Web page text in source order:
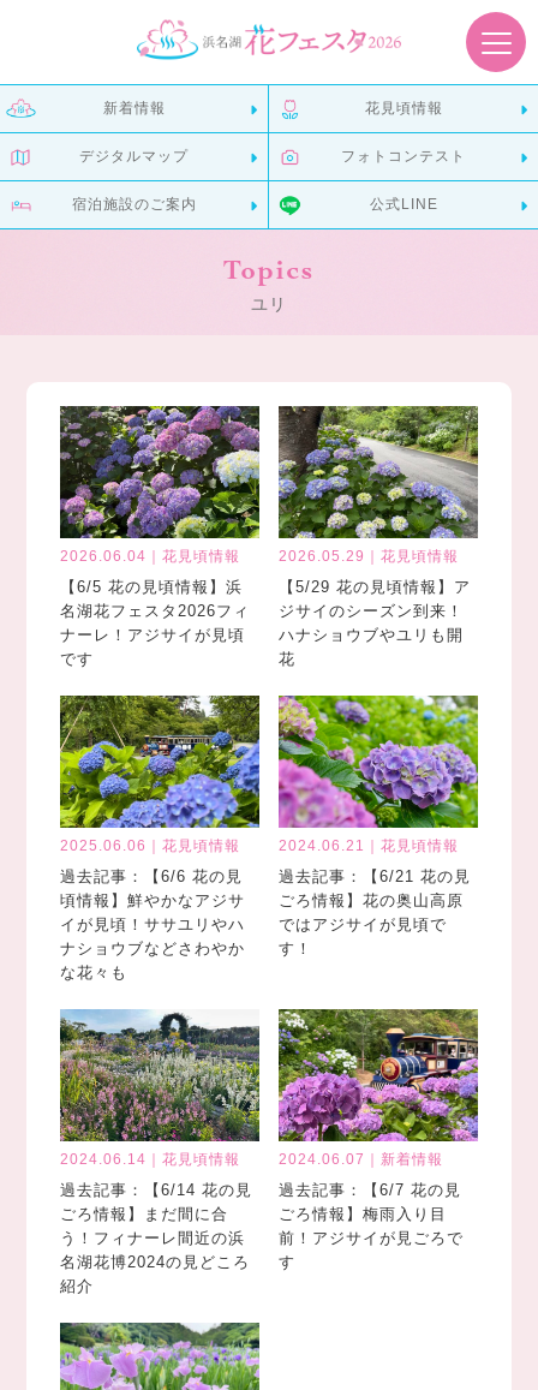
新着情報 花見頃情報
デジタルマップ フォトコンテスト
宿泊施設のご案内 公式LINE
Topics
ユリ
2026.06.04｜花見頃情報
【6/5 花の見頃情報】浜
名湖花フェスタ2026フィ
ナーレ！アジサイが見頃
です
2026.05.29｜花見頃情報
【5/29 花の見頃情報】ア
ジサイのシーズン到来！
ハナショウブやユリも開
花
2025.06.06｜花見頃情報
過去記事：【6/6 花の見
頃情報】鮮やかなアジサ
イが見頃！ササユリやハ
ナショウブなどさわやか
な花々も
2024.06.21｜花見頃情報
過去記事：【6/21 花の見
ごろ情報】花の奥山高原
ではアジサイが見頃で
す！
2024.06.14｜花見頃情報
過去記事：【6/14 花の見
ごろ情報】まだ間に合
う！フィナーレ間近の浜
名湖花博2024の見どころ
紹介
2024.06.07｜新着情報
過去記事：【6/7 花の見
ごろ情報】梅雨入り目
前！アジサイが見ごろで
す